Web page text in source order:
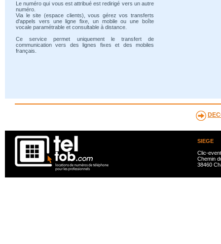
Le numéro qui vous est attribué est redirigé vers un autre
numéro.
Via le site (espace clients), vous gérez vos transferts
d'appels vers une ligne fixe, un mobile ou une boîte
vocale paramétrable et consultable à distance.
Ce service permet uniquement le transfert de
communication vers des lignes fixes et des mobiles
français.
SIEGE
Clic-
Chemin
38460